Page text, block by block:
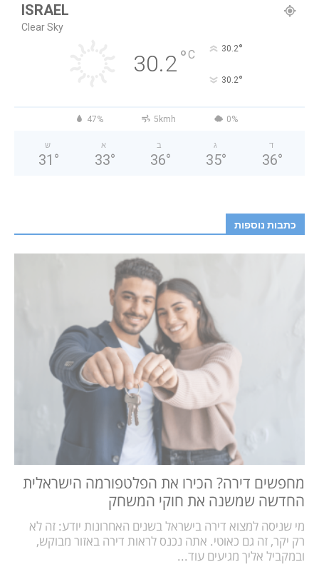
ISRAEL
Clear Sky
30.2°C 30.2°
30.2°
47% 5kmh 0%
ש
31 °
א
33°
ב
36°
ג
35°
ד
36°
כתבות נוספות
מחפשים דירה? הכירו את הפלטפורמה הישראלית
החדשה שמשנה את חוקי המשחק
מי שניסה למצוא דירה בישראל בשנים האחרונות יודע: זה לא
רק יקר, זה גם כאוטי. אתה נכנס לראות דירה באזור מבוקש,
ובמקביל אליך מגיעים עוד...